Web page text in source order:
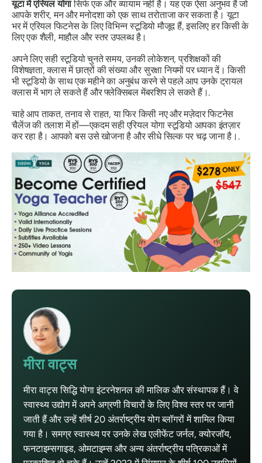
यूटा में एरियल योगासिर्फ एक और व्यायाम नहीं है। यह एक ऐसा अनुभव है जो
आपके शरीर, मन और मनोदशा को एक साथ तरोताजा कर सकता है। यूटा
भर में एरियल फिटनेस के लिए विभिन्न स्टूडियो मौजूद हैं, इसलिए हर किसी के
लिए एक शैली, माहौल और स्तर उपलब्ध है।
अपने लिए सही स्टूडियो चुनते समय, उनकी लोकेशन, प्रशिक्षकों की
विशेषज्ञता, क्लास में छात्रों की संख्या और सुरक्षा नियमों पर ध्यान दें। किसी
भी स्टूडियो के साथ एक महीने का अनुबंध करने से पहले आप उनके ट्रायल
क्लास में भाग ले सकते हैं और फ्लेक्सिबल मेंबरशिप ले सकते हैं।.
चाहे आप ताकत, तनाव से राहत, या फिर किसी नए और मज़ेदार फिटनेस
चैलेंज की तलाश में हों—एकदम सही एरियल योगा स्टूडियो आपका इंतज़ार
कर रहा है। आपको बस उसे खोजना है और सीधे सिल्क पर चढ़ जाना है।.
मीरा वाट्स
मीरा वाट्स सिद्धि योगा इंटरनेशनल की मालिक और संस्थापक हैं। वे
स्वास्थ्य उद्योग में अपने अग्रणी विचारों के लिए विश्व स्तर पर जानी
जाती हैं और उन्हें शीर्ष 20 अंतर्राष्ट्रीय योग ब्लॉगरों में शामिल किया
गया है। समग्र स्वास्थ्य पर उनके लेख एलीफेंट जर्नल, क्योरजॉय,
फनटाइम्सगाइड, ओमटाइम्स और अन्य अंतर्राष्ट्रीय पत्रिकाओं में